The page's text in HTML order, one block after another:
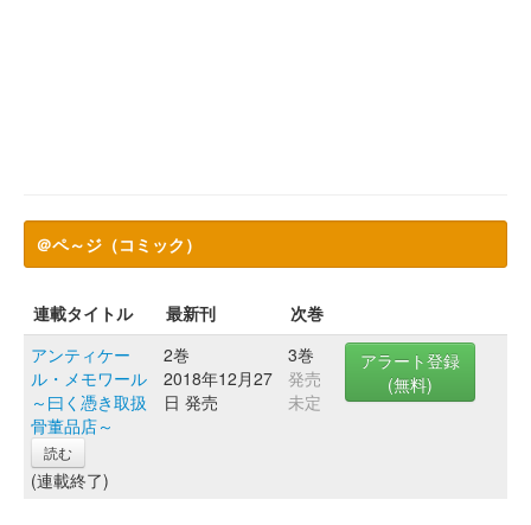
＠ペ～ジ（コミック）
連載タイトル 最新刊
次巻
アンティケー
ル・メモワール
～曰く憑き取扱
骨董品店～
読む
(連載終了)
2巻
2018年12月27
日 発売
3巻
発売
未定
アラート登録
(無料)